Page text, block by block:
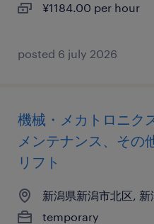
¥1184.00 per hour
posted 6 july 2026
機械・メカトロニク
メンテナンス、その
リフト
新潟県新潟市北区, 新
temporary